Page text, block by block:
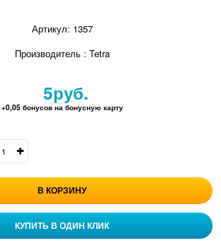
Артикул: 1357
Производитель : Tetra
5руб.
+0,05 бонусов на бонусную карту
В КОРЗИНУ
КУПИТЬ В ОДИН КЛИК